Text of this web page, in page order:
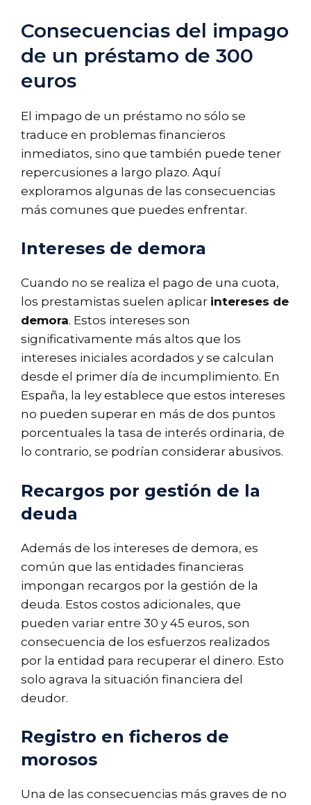
Consecuencias del impago
de un préstamo de 300
euros
El impago de un préstamo no sólo se
traduce en problemas financieros
inmediatos, sino que también puede tener
repercusiones a largo plazo. Aquí
exploramos algunas de las consecuencias
más comunes que puedes enfrentar.
Intereses de demora
Cuando no se realiza el pago de una cuota,
los prestamistas suelen aplicar intereses de
demora. Estos intereses son
significativamente más altos que los
intereses iniciales acordados y se calculan
desde el primer día de incumplimiento. En
España, la ley establece que estos intereses
no pueden superar en más de dos puntos
porcentuales la tasa de interés ordinaria, de
lo contrario, se podrían considerar abusivos.
Recargos por gestión de la
deuda
Además de los intereses de demora, es
común que las entidades financieras
impongan recargos por la gestión de la
deuda. Estos costos adicionales, que
pueden variar entre 30 y 45 euros, son
consecuencia de los esfuerzos realizados
por la entidad para recuperar el dinero. Esto
solo agrava la situación financiera del
deudor.
Registro en ficheros de
morosos
Una de las consecuencias más graves de no